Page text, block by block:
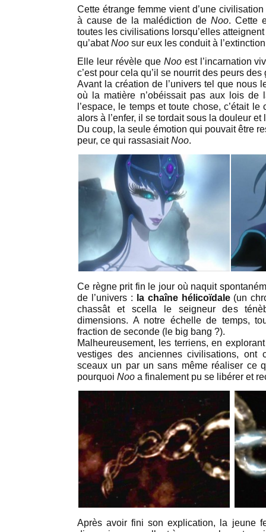
Cette étrange femme vient d’une
à cause de la malédiction de Noo. Cette
toutes les civilisations lorsqu’elles
qu’abatNoo sur eux les conduit à
Elle leur révèle que Nooest l’incarnation
c’est pour cela qu’il se nourrit des peurs des
Avant la création de l’univers tel que nous
où la matière n’obéissait pas aux lois de
l’espace, le temps et toute chose, c’était
alors à l’enfer, il se tordait sous la douleur et
Du coup, la seule émotion qui pouvait être
peur, ce qui rassasiaitNoo.
Ce règne prit fin le jour où naquit
de l’univers :
la chaîne hélicoïdale(un
chassât et scella le seigneur des
dimensions. A notre échelle de temps,
fraction de seconde (le big bang ?).
Malheureusement, les terriens, en
vestiges des anciennes civilisations, ont
sceaux un par un sans même réaliser ce
pourquoi Noo a finalement pu se libérer et
Après avoir fini son explication, la jeune